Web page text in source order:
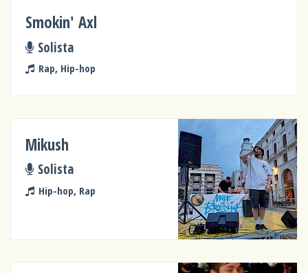
Smokin' Axl
Solista
Rap, Hip-hop
Mikush
Solista
Hip-hop, Rap